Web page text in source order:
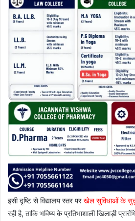
इसी दृष्टि से विद्यालय स्तर परखेल सुविधाओं के
रही है, ताकि भविष्य के प्रतिभाशाली खिलाड़ी